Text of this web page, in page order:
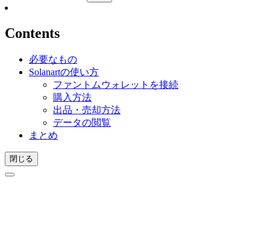
Contents
必要なもの
Solanartの使い方
ファントムウォレットを接続
購入方法
出品・売却方法
データの閲覧
まとめ
閉じる